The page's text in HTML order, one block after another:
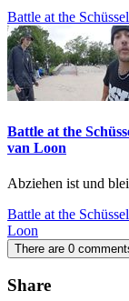
Battle at the
Battle at the
van Loon
Abziehen ist und
Battle at the
Loon
There are 0
Share